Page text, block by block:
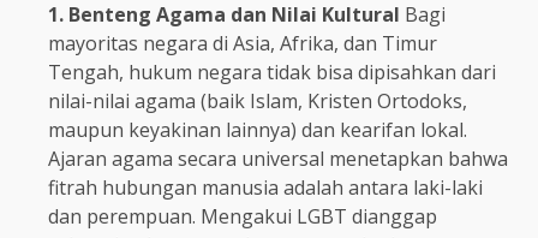
1. Benteng Agama dan Nilai Kultural Bagi
mayoritas negara di Asia, Afrika, dan Timur
Tengah, hukum negara tidak bisa dipisahkan dari
nilai-nilai agama (baik Islam, Kristen Ortodoks,
maupun keyakinan lainnya) dan kearifan lokal.
Ajaran agama secara universal menetapkan bahwa
fitrah hubungan manusia adalah antara laki-laki
dan perempuan. Mengakui LGBT dianggap